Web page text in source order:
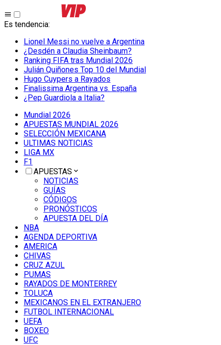
Es tendencia:
Lionel Messi no vuelve a Argentina
¿Desdén a Claudia Sheinbaum?
Ranking FIFA tras Mundial 2026
Julián Quiñones Top 10 del Mundial
Hugo Cuypers a Rayados
Finalissima Argentina vs. España
¿Pep Guardiola a Italia?
Mundial 2026
APUESTAS MUNDIAL 2026
SELECCIÓN MEXICANA
ULTIMAS NOTICIAS
LIGA MX
F1
APUESTAS
NOTICIAS
GUÍAS
CÓDIGOS
PRONÓSTICOS
APUESTA DEL DÍA
NBA
AGENDA DEPORTIVA
AMERICA
CHIVAS
CRUZ AZUL
PUMAS
RAYADOS DE MONTERREY
TOLUCA
MEXICANOS EN EL EXTRANJERO
FUTBOL INTERNACIONAL
UEFA
BOXEO
UFC